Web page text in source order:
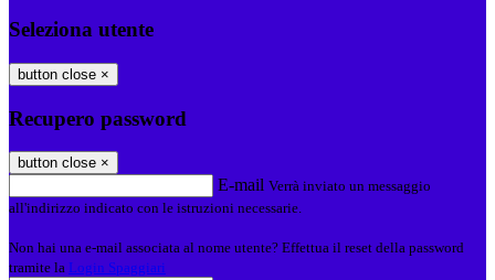
Seleziona utente
button close ×
Recupero password
button close ×
E-mail Verrà inviato un messaggio
all'indirizzo indicato con le istruzioni necessarie.
Non hai una e-mail associata al nome utente? Effettua il reset della password
tramite la Login Spaggiari